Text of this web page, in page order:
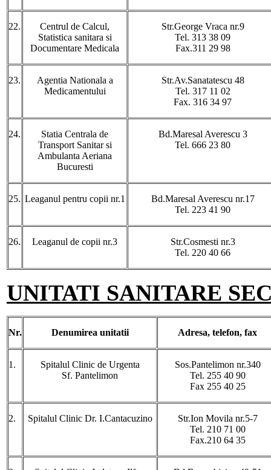
22.
Centrul de Calcul,
Statistica sanitara si
Documentare Medicala
Str.George Vraca nr.9
Tel. 313 38 09
Fax.311 29 98
23.
Agentia Nationala a
Medicamentului
Str.Av.Sanatatescu 48
Tel. 317 11 02
Fax. 316 34 97
24.
Statia Centrala de
Transport Sanitar si
Ambulanta Aeriana
Bucuresti
Bd.Maresal Averescu 3
Tel. 666 23 80
25. Leaganul pentru copii nr.1
Bd.Maresal Averescu nr.17
Tel. 223 41 90
26. Leaganul de copii nr.3
Str.Cosmesti nr.3
Tel. 220 40 66
UNITATI SANITARE
Nr. Denumirea unitatii Adresa, telefon, fax
1.
Spitalul Clinic de Urgenta
Sf. Pantelimon
Sos.Pantelimon nr.340
Tel. 255 40 90
Fax 255 40 25
2. Spitalul Clinic Dr. I.Cantacuzino
Str.Ion Movila nr.5-7
Tel. 210 71 00
Fax.210 64 35